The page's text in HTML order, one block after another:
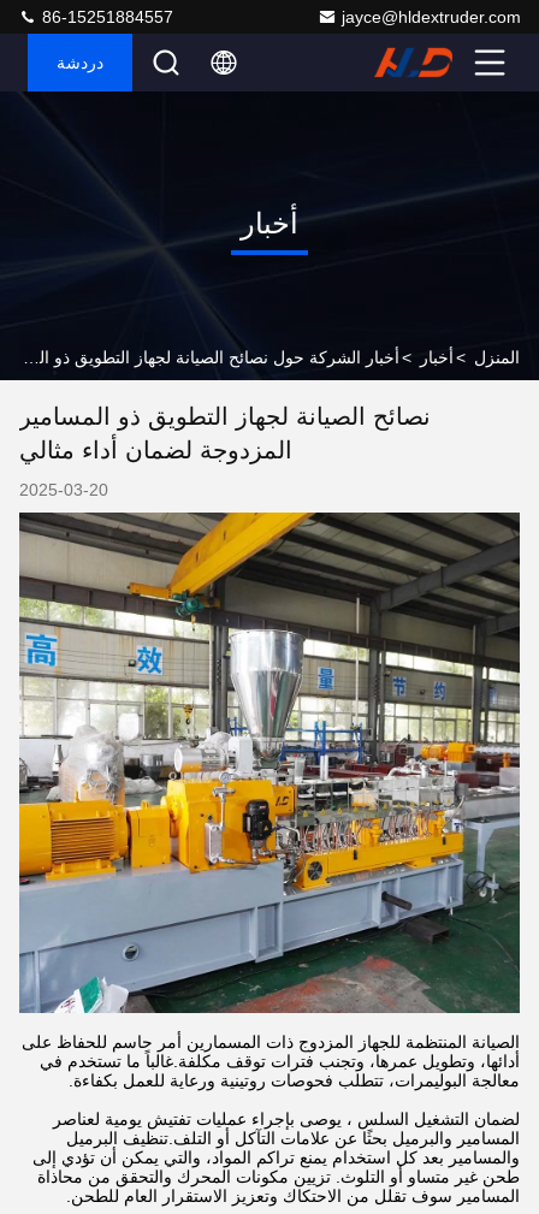
jayce@hldextruder.com
86-15251884557
دردشة
أخبار
المنزل >أخبار >
نصائح الصيانة لجهاز التطويق ذو المسامير
المزدوجة لضمان أداء مثالي
2025-03-20
الصيانة المنتظمة للجهاز المزدوج ذات المسمارين أمر حاسم للحفاظ على
أدائها، وتطويل عمرها، وتجنب فترات توقف مكلفة.غالباً ما تستخدم في
معالجة البوليمرات، تتطلب فحوصات روتينية ورعاية للعمل بكفاءة.
لضمان التشغيل السلس ، يوصى بإجراء عمليات تفتيش يومية لعناصر
المسامير والبرميل بحثًا عن علامات التآكل أو التلف.تنظيف البرميل
والمسامير بعد كل استخدام يمنع تراكم المواد، والتي يمكن أن تؤدي إلى
طحن غير متساو أو التلوث. تزيين مكونات المحرك والتحقق من محاذاة
المسامير سوف تقلل من الاحتكاك وتعزيز الاستقرار العام للطحن.